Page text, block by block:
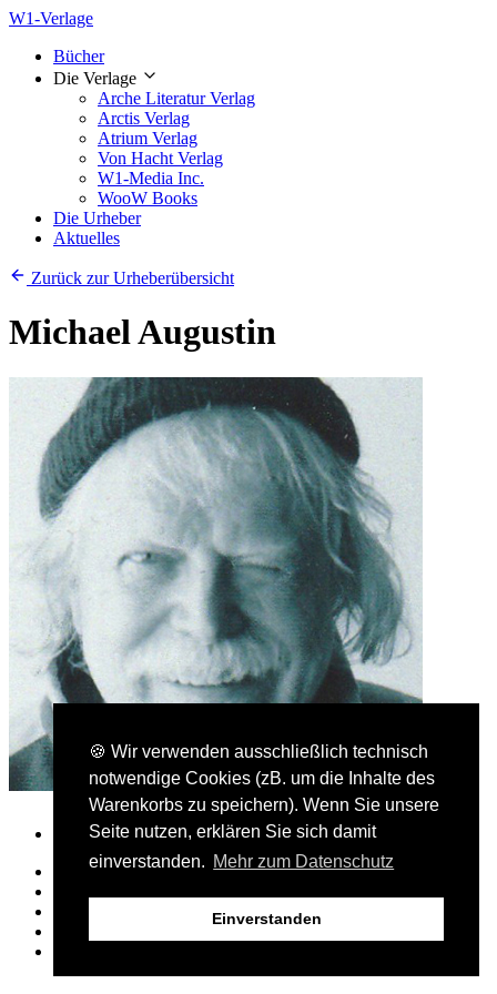
🍪 Wir verwenden ausschließlich technisch
notwendige Cookies (zB. um die Inhalte des
Warenkorbs zu speichern). Wenn Sie unsere
Seite nutzen, erklären Sie sich damit
einverstanden. Mehr zum Datenschutz
Einverstanden
W1-Verlage
Bücher
Die Verlage
Arche Literatur Verlag
Arctis Verlag
Atrium Verlag
Von Hacht Verlag
W1-Media Inc.
WooW Books
Die Urheber
Aktuelles
Zurück zur Urheberübersicht
Michael Augustin
Presse- und Bloggerbereich